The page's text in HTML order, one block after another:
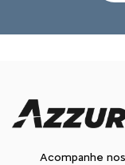
Acompanhe